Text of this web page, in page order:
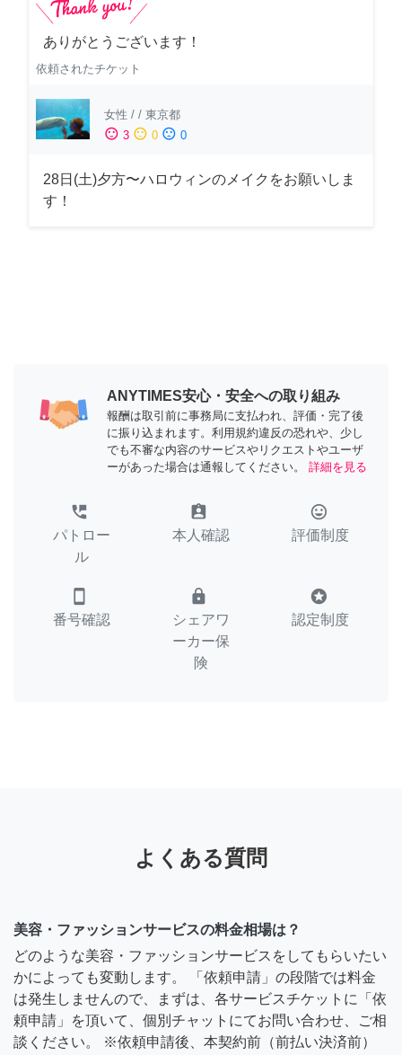
ありがとうございます！
依頼されたチケット
女性 / / 東京都
sentiment_satisfied 3 sentiment_neutral 0 sentiment_dissatisfied 0
28日(土)夕方〜ハロウィンのメイクをお願いしま
す！
ANYTIMES安心・安全への取り組み
報酬は取引前に事務局に支払われ、評価・完了後
に振り込まれます。利用規約違反の恐れや、少し
でも不審な内容のサービスやリクエストやユーザ
ーがあった場合は通報してください。
詳細を見る
perm_phone_msg
パトロー
ル
assignment_ind
本人確認
tag_faces
評価制度
smartphone
番号確認
lock
シェアワ
ーカー保
険
stars
認定制度
よくある質問
美容・ファッションサービスの料金相場は？
どのような美容・ファッションサービスをしてもらいたい
かによっても変動します。 「依頼申請」の段階では料金
は発生しませんので、まずは、各サービスチケットに「依
頼申請」を頂いて、個別チャットにてお問い合わせ、ご相
談ください。 ※依頼申請後、本契約前（前払い決済前）